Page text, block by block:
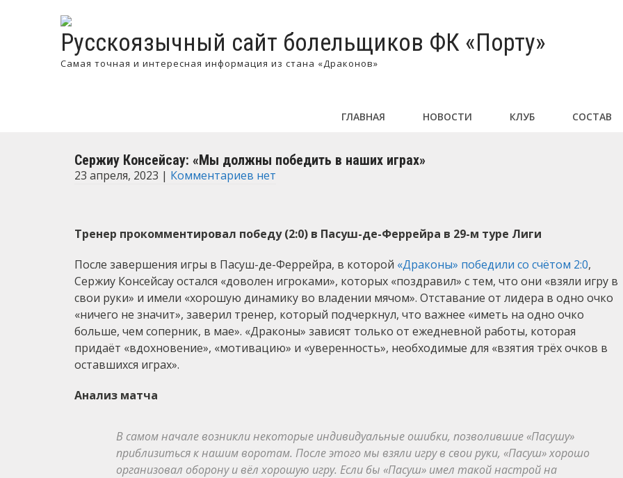
Русскоязычный сайт болельщиков ФК «Порту»
Самая точная и интересная информация из стана «Драконов»
ГЛАВНАЯ НОВОСТИ КЛУБ СОСТАВ
Сержиу Консейсау: «Мы должны победить в наших играх»
23 апреля, 2023 | Комментариев нет
Тренер прокомментировал победу (2:0) в Пасуш-де-Феррейра в 29-м туре Лиги
После завершения игры в Пасуш-де-Феррейра, в которой «Драконы» победили со счётом 2:0,
Сержиу Консейсау остался «доволен игроками», которых «поздравил» с тем, что они «взяли игру в
свои руки» и имели «хорошую динамику во владении мячом». Отставание от лидера в одно очко
«ничего не значит», заверил тренер, который подчеркнул, что важнее «иметь на одно очко
больше, чем соперник, в мае». «Драконы» зависят только от ежедневной работы, которая
придаёт «вдохновение», «мотивацию» и «уверенность», необходимые для «взятия трёх очков в
оставшихся играх».
Анализ матча
В самом начале возникли некоторые индивидуальные ошибки, позволившие «Пасушу»
приблизиться к нашим воротам. После этого мы взяли игру в свои руки, «Пасуш» хорошо
организовал оборону и вёл хорошую игру. Если бы «Пасуш» имел такой настрой на